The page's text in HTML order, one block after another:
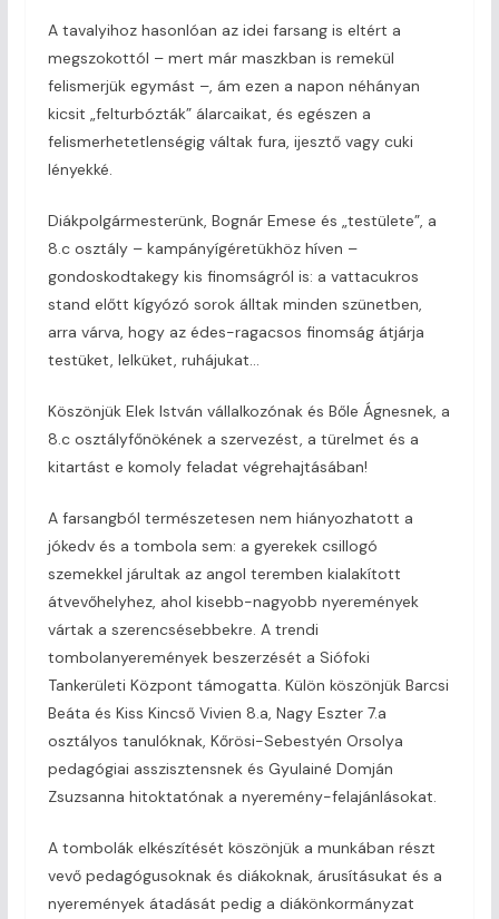
A tavalyihoz hasonlóan az idei farsang is eltért a
megszokottól – mert már maszkban is remekül
felismerjük egymást –, ám ezen a napon néhányan
kicsit „felturbózták” álarcaikat, és egészen a
felismerhetetlenségig váltak fura, ijesztő vagy cuki
lényekké.
Diákpolgármesterünk, Bognár Emese és „testülete”, a
8.c osztály – kampányígéretükhöz híven –
gondoskodtakegy kis finomságról is: a vattacukros
stand előtt kígyózó sorok álltak minden szünetben,
arra várva, hogy az édes-ragacsos finomság átjárja
testüket, lelküket, ruhájukat…
Köszönjük Elek István vállalkozónak és Bőle Ágnesnek, a
8.c osztályfőnökének a szervezést, a türelmet és a
kitartást e komoly feladat végrehajtásában!
A farsangból természetesen nem hiányozhatott a
jókedv és a tombola sem: a gyerekek csillogó
szemekkel járultak az angol teremben kialakított
átvevőhelyhez, ahol kisebb-nagyobb nyeremények
vártak a szerencsésebbekre. A trendi
tombolanyeremények beszerzését a Siófoki
Tankerületi Központ támogatta. Külön köszönjük Barcsi
Beáta és Kiss Kincső Vivien 8.a, Nagy Eszter 7.a
osztályos tanulóknak, Kőrösi-Sebestyén Orsolya
pedagógiai asszisztensnek és Gyulainé Domján
Zsuzsanna hitoktatónak a nyeremény-felajánlásokat.
A tombolák elkészítését köszönjük a munkában részt
vevő pedagógusoknak és diákoknak, árusításukat és a
nyeremények átadását pedig a diákönkormányzat